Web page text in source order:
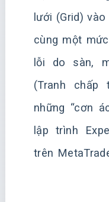
lưới (Grid)
cùng một
lỗi do sàn,
(Tranh
những “cơn
lập trình
trên